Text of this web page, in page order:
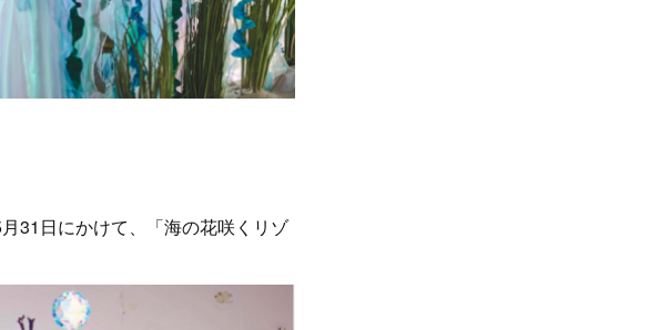
31日にかけて、「海の花咲くリゾ